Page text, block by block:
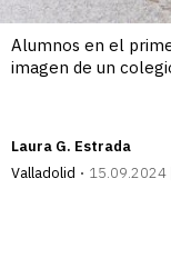
Alumnos en el
imagen de un
Laura G. Estrada
Valladolid
15.09.2024